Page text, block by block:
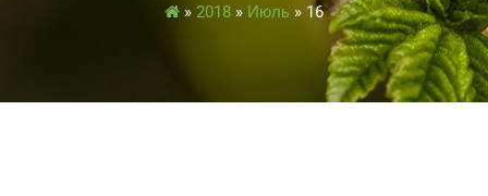
» 2018 » Июль » 16